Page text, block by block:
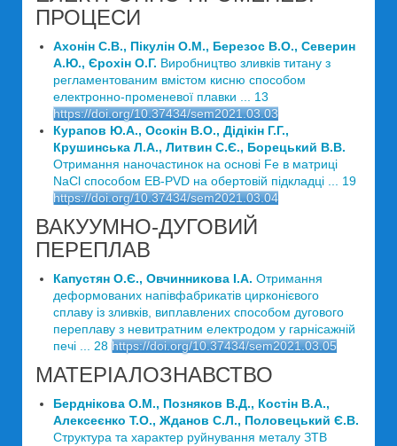
ПРОЦЕСИ
Ахонін С.В., Пікулін О.М., Березос В.О., Северин
А.Ю., Єрохін О.Г. Виробництво зливків титану з
регламентованим вмістом кисню способом
електронно-променевої плавки ... 13
https://doi.org/10.37434/sem2021.03.03
Курапов Ю.А., Осокін В.О., Дідікін Г.Г.,
Крушинська Л.А., Литвин С.Є., Борецький В.В.
Отримання наночастинок на основі Fe в матриці
NaCl способом EB-PVD на обертовій підкладці ... 19
https://doi.org/10.37434/sem2021.03.04
ВАКУУМНО-ДУГОВИЙ
ПЕРЕПЛАВ
Капустян О.Є., Овчинникова І.А. Отримання
деформованих напівфабрикатів цирконієвого
сплаву із зливків, виплавлених способом дугового
переплаву з невитратним електродом у гарнісажній
печі ... 28 https://doi.org/10.37434/sem2021.03.05
МАТЕРІАЛОЗНАВСТВО
Берднікова О.М., Позняков В.Д., Костін В.А.,
Алексеєнко Т.О., Жданов С.Л., Половецький Є.В.
Структура та характер руйнування металу ЗТВ